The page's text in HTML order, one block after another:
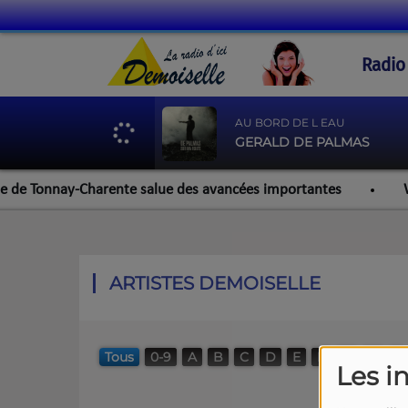
Les
Radio
AU BORD DE L EAU
GERALD DE PALMAS
Tonnay-Charente salue des avancées importantes
ARTISTES DEMOISELLE
Tous 0-9 A B C D E F